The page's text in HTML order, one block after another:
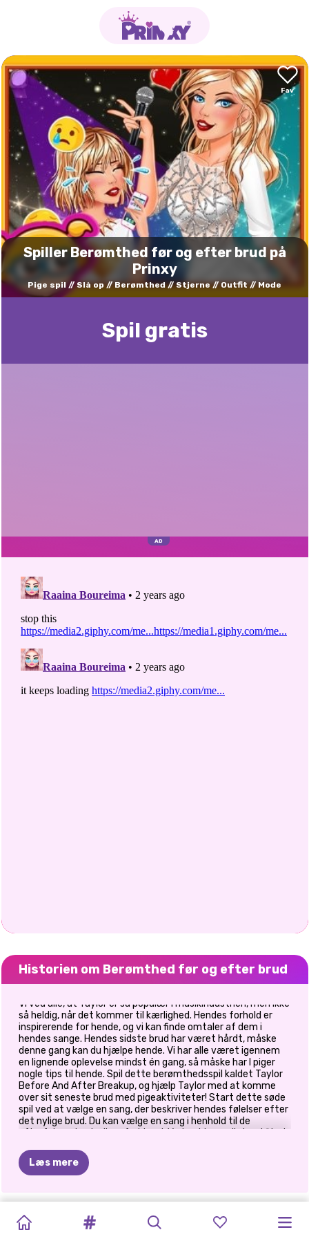
Spiller Berømthed før og efter brud på
Prinxy
Pige spil Slå op Berømthed Stjerne Outfit Mode
Spil gratis
Historien om Berømthed før og efter brud
Vi ved alle, at Taylor er så populær i musikindustrien, men ikke
så heldig, når det kommer til kærlighed. Hendes forhold er
inspirerende for hende, og vi kan finde omtaler af dem i
hendes sange. Hendes sidste brud har været hårdt, måske
denne gang kan du hjælpe hende. Vi har alle været igennem
en lignende oplevelse mindst én gang, så måske har I piger
nogle tips til hende. Spil dette berømthedsspil kaldet Taylor
Before And After Breakup, og hjælp Taylor med at komme
over sit seneste brud med pigeaktiviteter! Start dette søde
spil ved at vælge en sang, der beskriver hendes følelser efter
det nylige brud. Du kan vælge en sang i henhold til de
efterfølgende stadier af et brud. Vælg et hyggeligt outfit at
kan finde en af Taylors killinger for at få hende til at føle sig
bedre. Nu hvor Taylor er klar til at gå videre, kan du forberede
gør hende endnu smukkere med en fabelagtig makeup. Hav
det sjovt her med denne seje berømthed!
Læs mere
GALS
SUPERMODELLER
DRESS
UP
BILLIE
BLONDE
TIL
PRINSESSE
BRYLLUPSDRAMA
BERØMTHEDER
BERØMTHED
FØR
AND
ISDRONNINGEN